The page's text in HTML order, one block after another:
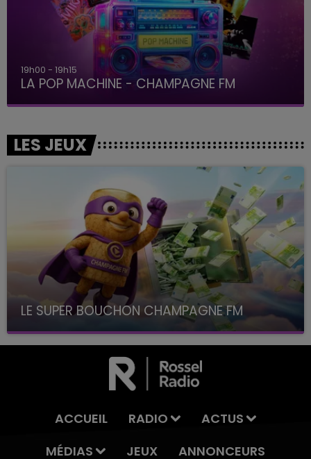
19h00 - 19h15
LA POP MACHINE - CHAMPAGNE FM
LES JEUX
LE SUPER BOUCHON CHAMPAGNE FM
avec La Famille Champagne FM, à 8H10
ACCUEIL RADIO
ACTUS
MÉDIAS
JEUX ANNONCEURS